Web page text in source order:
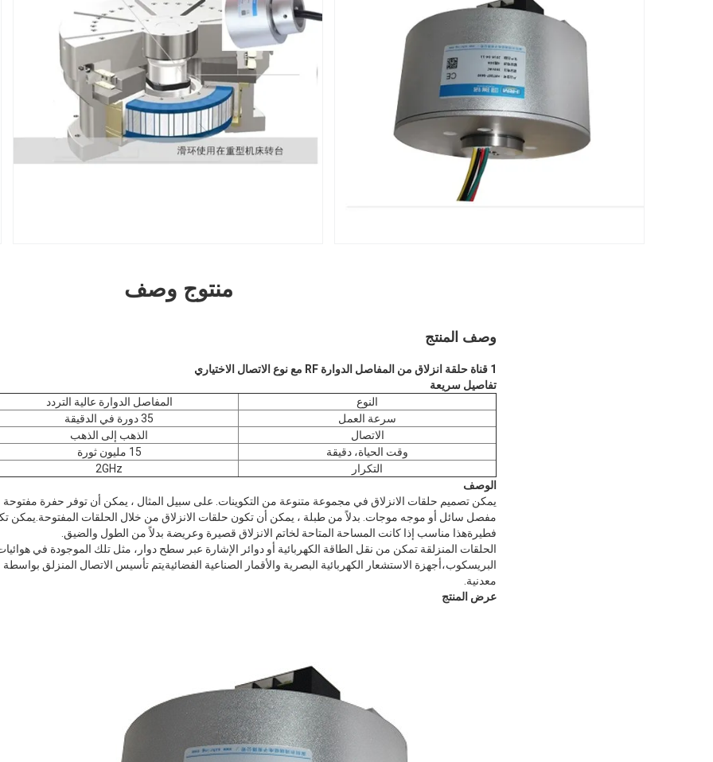
منتوج وصف
وصف المنتج
1 قناة حلقة انزلاق من المفاصل الدوارة RF مع نوع الاتصال الاختياري
تفاصيل سريعة
النوع
المفاصل الدوارة عالية التردد
سرعة العمل
35 دورة في الدقيقة
الاتصال
الذهب إلى الذهب
وقت الحياة، دقيقة
15 مليون ثورة
التكرار
2GHz
الوصف
يمكن تصميم حلقات الانزلاق في مجموعة متنوعة من التكوينات. على سبيل المثال ، يمكن أن توفر حفرة
مفصل سائل أو موجه موجات. بدلاً من طبلة ، يمكن أن تكون حلقات الانزلاق من خلال الحلقات المفتوحة.يمكن
فطيرةهذا مناسب إذا كانت المساحة المتاحة لخاتم الانزلاق قصيرة وعريضة بدلاً من الطول والضيق.
الحلقات المنزلقة تمكن من نقل الطاقة الكهربائية أو دوائر الإشارة عبر سطح دوار، مثل تلك الموجودة في هوائيات
البريسكوب،أجهزة الاستشعار الكهربائية البصرية والأقمار الصناعية الفضائيةيتم تأسيس الاتصال المنزلق
معدنية.
عرض المنتج